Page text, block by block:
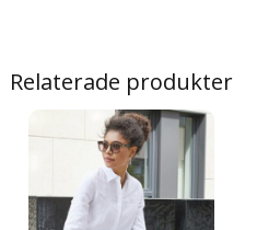
Relaterade produkter